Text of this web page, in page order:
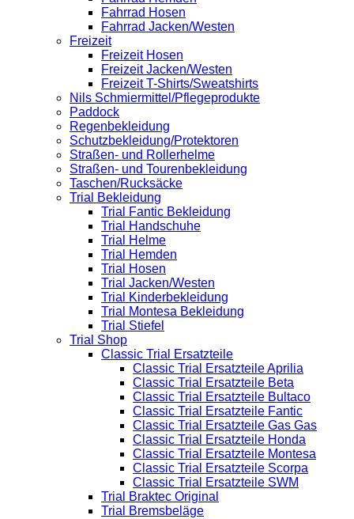
Fahrrad Hosen
Fahrrad Jacken/Westen
Freizeit
Freizeit Hosen
Freizeit Jacken/Westen
Freizeit T-Shirts/Sweatshirts
Nils Schmiermittel/Pflegeprodukte
Paddock
Regenbekleidung
Schutzbekleidung/Protektoren
Straßen- und Rollerhelme
Straßen- und Tourenbekleidung
Taschen/Rucksäcke
Trial Bekleidung
Trial Fantic Bekleidung
Trial Handschuhe
Trial Helme
Trial Hemden
Trial Hosen
Trial Jacken/Westen
Trial Kinderbekleidung
Trial Montesa Bekleidung
Trial Stiefel
Trial Shop
Classic Trial Ersatzteile
Classic Trial Ersatzteile Aprilia
Classic Trial Ersatzteile Beta
Classic Trial Ersatzteile Bultaco
Classic Trial Ersatzteile Fantic
Classic Trial Ersatzteile Gas Gas
Classic Trial Ersatzteile Honda
Classic Trial Ersatzteile Montesa
Classic Trial Ersatzteile Scorpa
Classic Trial Ersatzteile SWM
Trial Braktec Original
Trial Bremsbeläge